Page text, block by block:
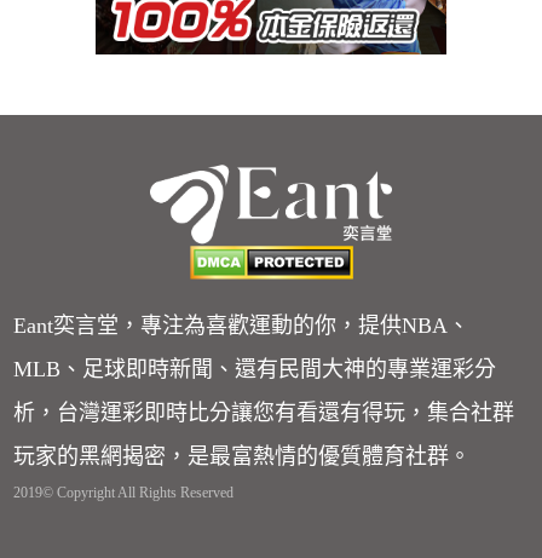
Eant奕言堂，專注為喜歡運動的你，提供NBA、
MLB、足球即時新聞、還有民間大神的專業運彩分
析，台灣運彩即時比分讓您有看還有得玩，集合社群
玩家的黑網揭密，是最富熱情的優質體育社群。
2019© Copyright All Rights Reserved